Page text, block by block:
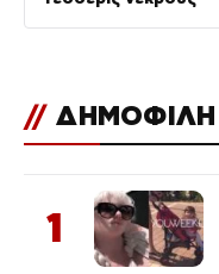
// ΔΗΜΟΦΙΛΗ
1